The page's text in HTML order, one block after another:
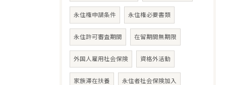
永住権申請条件 永住権必要書類
永住許可審査期間 在留期間無期限
外国人雇用社会保険 資格外活動
家族滞在扶養 永住者社会保険加入